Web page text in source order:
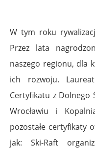
W tym roku
Przez lata
naszego regionu, dla
ich rozwoju.
Certyfikatu z Dolnego
Wrocławiu i
pozostałe certyfikaty
jak: Ski-Raft